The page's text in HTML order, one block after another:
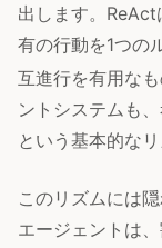
出します。
有の行動を1つの
互進行を有用なも
ントシステムも
という基本的な
このリズムには
エージェントは